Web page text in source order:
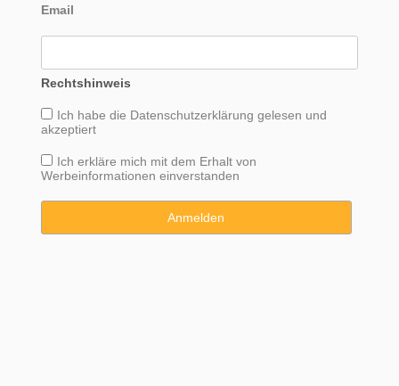
Email
Rechtshinweis
Ich habe die Datenschutzerklärung gelesen und
akzeptiert
Ich erkläre mich mit dem Erhalt von
Werbeinformationen einverstanden